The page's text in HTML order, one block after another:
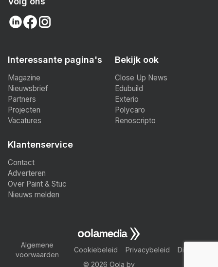
Interessante pagina's
Magazine
Nieuwsbrief
Partners
Projecten
Vacatures
Bekijk ook
Close Up News
Edubuild
Exterio
Polycaro
Renoscripto
Klantenservice
Contact
Adverteren
Over Paint & Stuc
Nieuws melden
Algemene
voorwaarden
Cookiebeleid Privacybeleid
Disclaimer
© 2026 Oola bv